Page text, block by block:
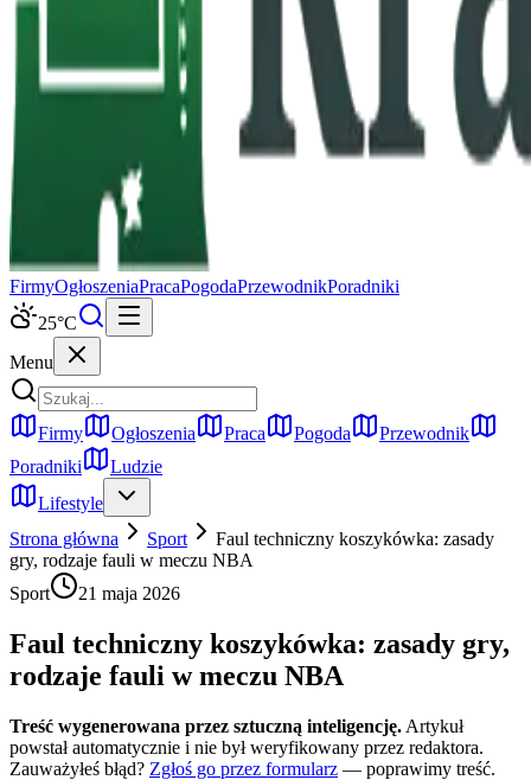
FirmyOgłoszeniaPracaPogodaPrzewodnikPoradniki
25°C
Menu
Firmy Ogłoszenia Praca Pogoda
Przewodnik
Poradniki
Ludzie
Lifestyle
Strona główna
Sport
Faul techniczny koszykówka: zasady
gry, rodzaje fauli w meczu NBA
Sport
21 maja 2026
Faul techniczny koszykówka: zasady gry,
rodzaje fauli w meczu NBA
Treść wygenerowana przez sztuczną inteligencję. Artykuł
powstał automatycznie i nie był weryfikowany przez redaktora.
Zauważyłeś błąd? Zgłoś go przez formularz — poprawimy treść.